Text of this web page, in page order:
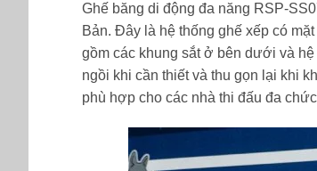
Ghế băng di động đa năng RSP-
Bản. Đây là hệ thống ghế xếp có
gồm các khung sắt ở bên dưới và
ngồi khi cần thiết và thu gọn lại khi
phù hợp cho các nhà thi đấu đa